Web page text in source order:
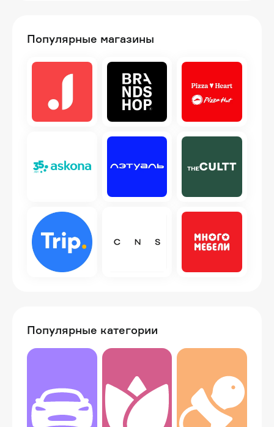
Популярные магазины
Популярные категории